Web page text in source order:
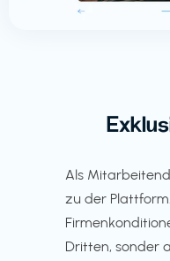
Als
zu der
Dritten, sonder